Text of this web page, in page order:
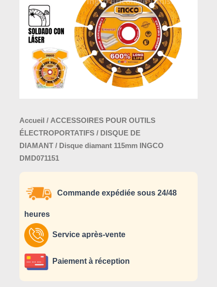
Accueil / ACCESSOIRES POUR OUTILS
ÉLECTROPORTATIFS / DISQUE DE
DIAMANT / Disque diamant 115mm INGCO
DMD071151
Commande expédiée sous 24/48
heures
Service après-vente
Paiement à réception